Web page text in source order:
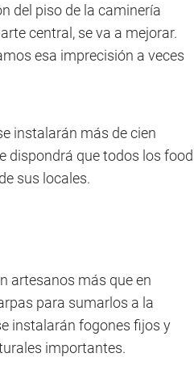
del piso de la caminería
central, se va a mejorar.
esa imprecisión a veces
instalarán más de cien
dispondrá que todos los food
sus locales.
artesanos más que en
para sumarlos a la
instalarán fogones fijos y
importantes.